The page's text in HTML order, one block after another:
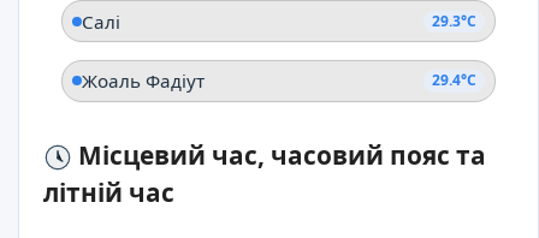
Салі 29.3°C
Жоаль Фадіут 29.4°C
Місцевий час, часовий пояс та
літній час